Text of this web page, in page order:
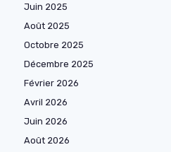
Juin 2025
Août 2025
Octobre 2025
Décembre 2025
Février 2026
Avril 2026
Juin 2026
Août 2026